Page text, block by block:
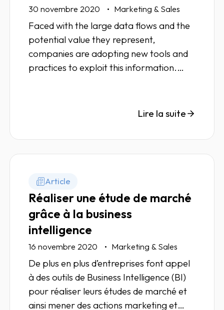
30 novembre 2020 Marketing & Sales
Faced with the large data flows and the
potential value they represent,
companies are adopting new tools and
practices to exploit this information.
Lire la suite
Article
Réaliser une étude de marché
grâce à la business
intelligence
16 novembre 2020 Marketing & Sales
De plus en plus d’entreprises font appel
à des outils de Business Intelligence (BI)
pour réaliser leurs études de marché et
ainsi mener des actions marketing et